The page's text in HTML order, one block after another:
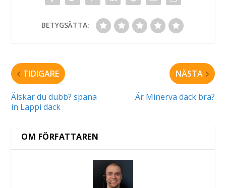
BETYGSÄTTA:
TIDIGARE
Älskar du dubb? spana
in Lappi däck
NÄSTA
Är Minerva däck bra?
OM FÖRFATTAREN